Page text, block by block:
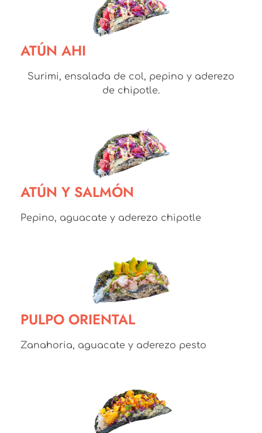
ATÚN AHI
Surimi, ensalada de col, pepino y aderezo
de chipotle.
ATÚN Y SALMÓN
Pepino, aguacate y aderezo chipotle
PULPO ORIENTAL
Zanahoria, aguacate y aderezo pesto